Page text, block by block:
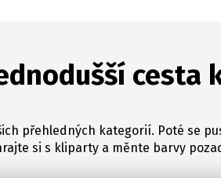
cesta
přehledných kategorií. Poté se
si s kliparty a měnte barvy